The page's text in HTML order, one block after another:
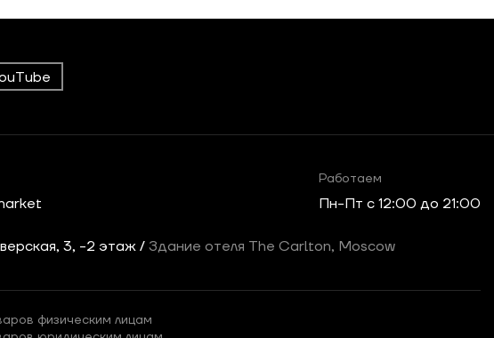
Работаем
Пн-Пт c 12:00 до 21:00
3, -2 этаж / Здание отеля The Carlton, Moscow
физическим лицам